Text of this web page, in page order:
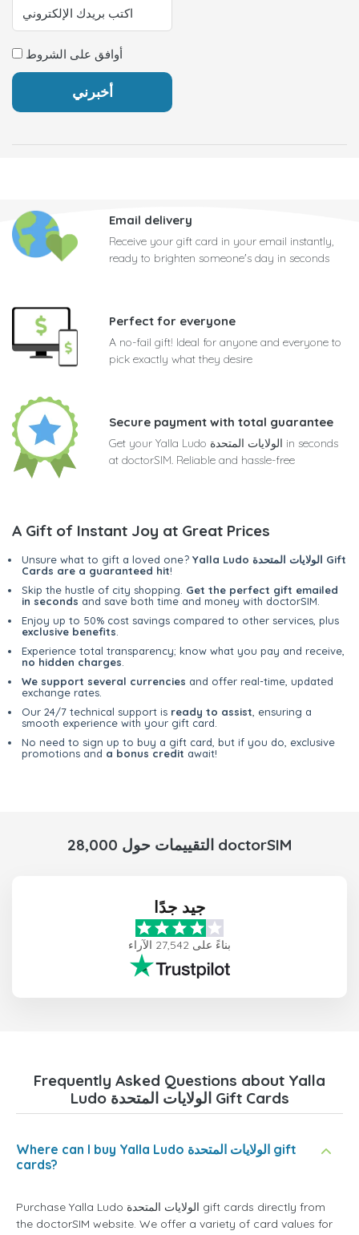
أوافق على الشروط
Email delivery
Receive your gift card in your email instantly,
ready to brighten someone's day in seconds
Perfect for everyone
A no-fail gift! Ideal for anyone and everyone to
pick exactly what they desire
Secure payment with total guarantee
Get your Yalla Ludo الولايات المتحدة in seconds
at doctorSIM. Reliable and hassle-free
A Gift of Instant Joy at Great Prices
Unsure what to gift a loved one? Yalla Ludo الولايات المتحدة Gift
Cards are a guaranteed hit!
Skip the hustle of city shopping. Get the perfect gift emailed
in seconds and save both time and money with doctorSIM.
Enjoy up to 50% cost savings compared to other services, plus
exclusive benefits
Experience total transparency; know what you pay and receive,
no hidden charges
We support several currencies and offer real-time, updated
exchange rates.
Our 24/7 technical support is ready to assist , ensuring a
smooth experience with your gift card.
No need to sign up to buy a gift card, but if you do, exclusive
promotions and a bonus credit await!
28,000 التقييمات حول doctorSIM
جيد جدًا
بناءً على 27,542 الآراء
Frequently Asked Questions about Yalla
Ludo الولايات المتحدة Gift Cards
Where can I buy Yalla Ludo الولايات المتحدة gift
cards?
Purchase Yalla Ludo الولايات المتحدة gift cards directly from
the doctorSIM website. We offer a variety of card values for